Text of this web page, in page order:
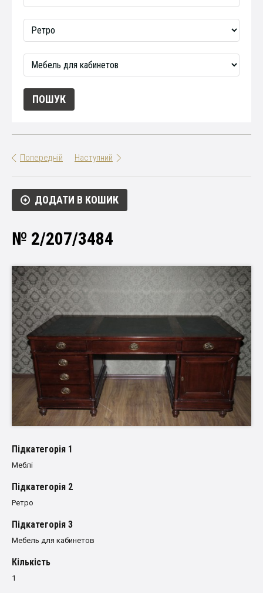
Попередній Наступний
ДОДАТИ В КОШИК
№ 2/207/3484
Пiдкатегорiя 1
Меблі
Пiдкатегорiя 2
Ретро
Пiдкатегорiя 3
Мебель для кабинетов
Кількість
1